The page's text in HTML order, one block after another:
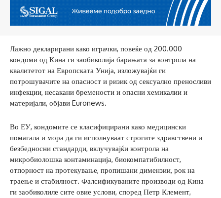
Лажно декларирани како играчки, повеќе од 200.000
кондоми од Кина ги заобиколија барањата за контрола на
квалитетот на Европската Унија, изложувајќи ги
потрошувачите на опасност и ризик од сексуално преносливи
инфекции, несакани бремености и опасни хемикалии и
материјали, објави Euronews.
Во ЕУ, кондомите се класифицирани како медицински
помагала и мора да ги исполнуваат строгите здравствени и
безбедносни стандарди, вклучувајќи контрола на
микробиолошка контаминација, биокомпатибилност,
отпорност на протекување, пропишани димензии, рок на
траење и стабилност. Фалсификуваните производи од Кина
ги заобиколиле сите овие услови, според Петр Клемент,